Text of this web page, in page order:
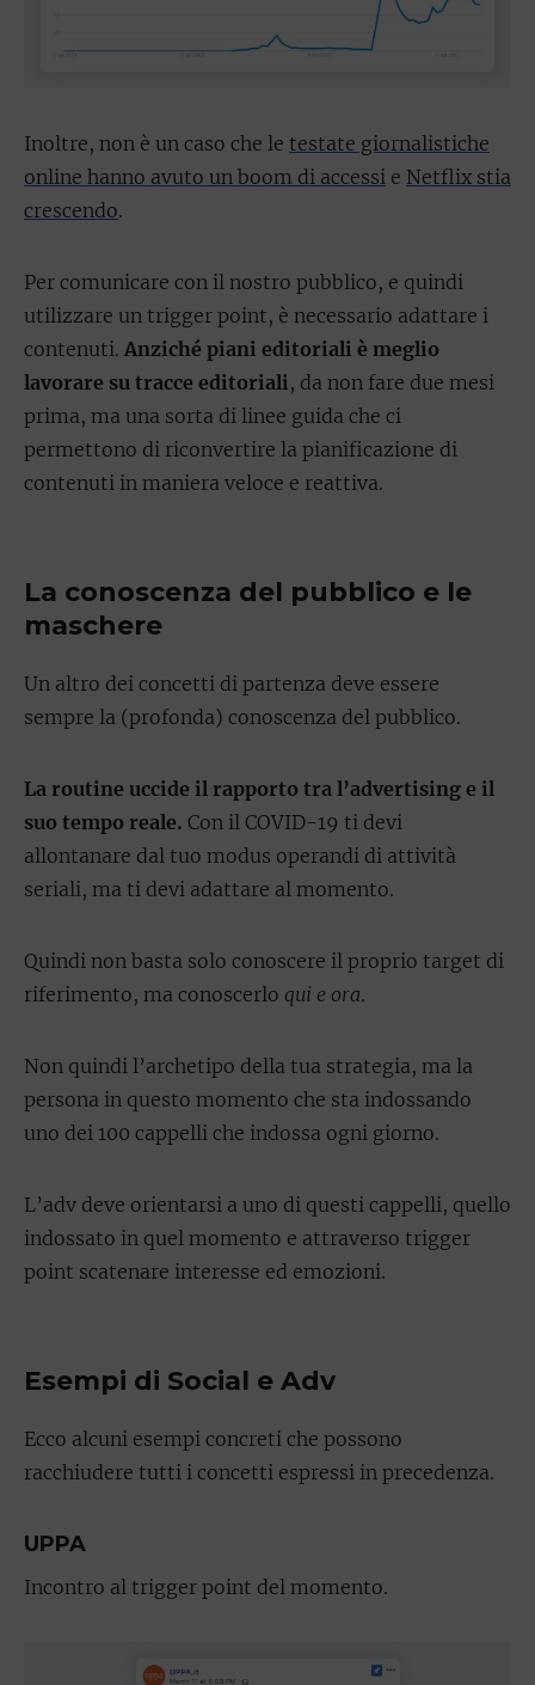
Inoltre, non è un caso che le testate giornalistiche
online hanno avuto un boom di accessi e Netflix stia
crescendo.
Per comunicare con il nostro pubblico, e quindi
utilizzare un trigger point, è necessario adattare i
contenuti. Anziché piani editoriali è meglio
lavorare su tracce editoriali , da non fare due mesi
prima, ma una sorta di linee guida che ci
permettono di riconvertire la pianificazione di
contenuti in maniera veloce e reattiva.
La conoscenza del pubblico e le
maschere
Un altro dei concetti di partenza deve essere
sempre la (profonda) conoscenza del pubblico.
La routine uccide il rapporto tra l’advertising e il
suo tempo reale. Con il COVID-19 ti devi
allontanare dal tuo modus operandi di attività
seriali, ma ti devi adattare al momento.
Quindi non basta solo conoscere il proprio target di
riferimento, ma conoscerlo qui e ora.
Non quindi l’archetipo della tua strategia, ma la
persona in questo momento che sta indossando
uno dei 100 cappelli che indossa ogni giorno.
L’adv deve orientarsi a uno di questi cappelli, quello
indossato in quel momento e attraverso trigger
point scatenare interesse ed emozioni.
Esempi di Social e Adv
Ecco alcuni esempi concreti che possono
racchiudere tutti i concetti espressi in precedenza.
UPPA
Incontro al trigger point del momento.